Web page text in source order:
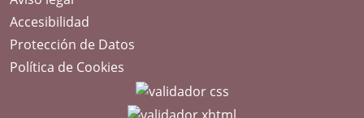
Accesibilidad
Protección de Datos
Política de Cookies